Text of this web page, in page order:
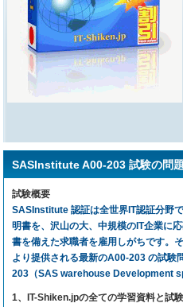
SASInstitute A00-203 試験の問
試験概要
SASInstitute 認証は全世界IT認証分野
明書を、沢山の大、中規模のIT企業に
書を備えた求職者を雇用しがちです。
より提供される最新のA00-203 の試
203（SAS warehouse Development
1、IT-Shiken.jpの全ての学習資料と試